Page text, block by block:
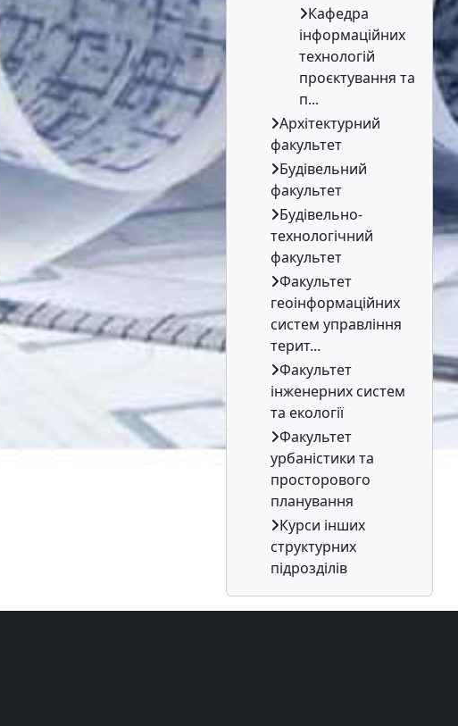
Кафедра
інформаційних
технологій
проєктування та
п...
Архітектурний
факультет
Будівельний
факультет
Будівельно-
технологічний
факультет
Факультет
геоінформаційних
систем управління
терит...
Факультет
інженерних систем
та екології
Факультет
урбаністики та
просторового
планування
Курси інших
структурних
підрозділів